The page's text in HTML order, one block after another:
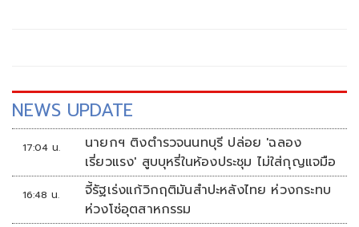
NEWS UPDATE
17:04 น.
นายกฯ ติงตำรวจนนทบุรี ปล่อย 'ฉลอง
เรี่ยวแรง' สูบบุหรี่ในห้องประชุม ไม่ใส่กุญแจมือ
16:48 น.
จี้รัฐเร่งแก้วิกฤติมันสำปะหลังไทย ห่วงกระทบ
ห่วงโซ่อุตสาหกรรม